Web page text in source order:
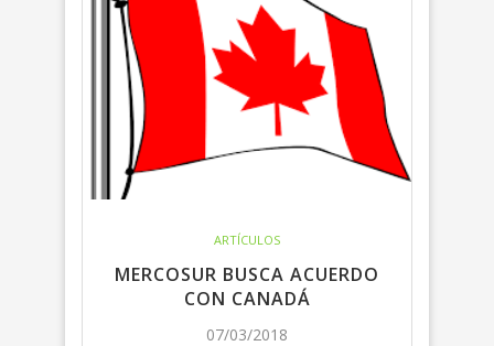
ARTÍCULOS
MERCOSUR BUSCA ACUERDO
CON CANADÁ
07/03/2018